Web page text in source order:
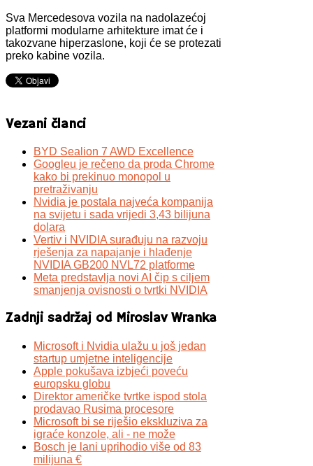
Sva Mercedesova vozila na nadolazećoj
platformi modularne arhitekture imat će i
takozvane hiperzaslone, koji će se protezati
preko kabine vozila.
Vezani članci
BYD Sealion 7 AWD Excellence
Googleu je rečeno da proda Chrome
kako bi prekinuo monopol u
pretraživanju
Nvidia je postala najveća kompanija
na svijetu i sada vrijedi 3,43 bilijuna
dolara
Vertiv i NVIDIA surađuju na razvoju
rješenja za napajanje i hlađenje
NVIDIA GB200 NVL72 platforme
Meta predstavlja novi AI čip s ciljem
smanjenja ovisnosti o tvrtki NVIDIA
Zadnji sadržaj od Miroslav Wranka
Microsoft i Nvidia ulažu u još jedan
startup umjetne inteligencije
Apple pokušava izbjeći poveću
europsku globu
Direktor američke tvrtke ispod stola
prodavao Rusima procesore
Microsoft bi se riješio ekskluziva za
igraće konzole, ali - ne može
Bosch je lani uprihodio više od 83
milijuna €